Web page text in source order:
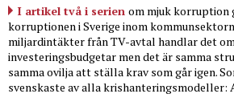
I artikel två i serien om mjuk korruption
korruptionen i Sverige inom
miljardintäkter från TV-avtal handlar det
investeringsbudgetar men det är samma
samma ovilja att ställa krav som går igen.
svenskaste av alla krishanteringsmodeller: